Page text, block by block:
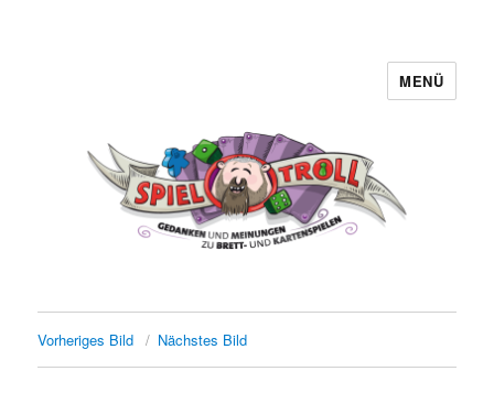
MENÜ
Vorheriges Bild Nächstes Bild